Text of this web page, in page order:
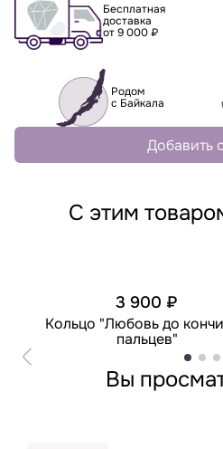
Бесплатная
доставка
от 9 000 ₽
Родом
с Байкала
Добавить
С этим
3 900 ₽
Кольцо "Любовь до
пальцев"
Вы